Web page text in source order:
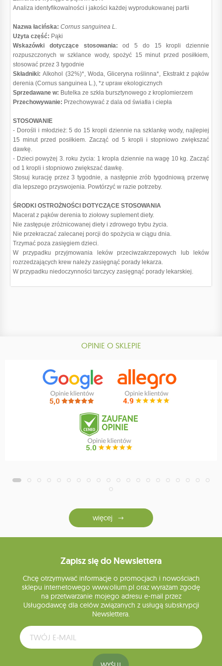
Analiza identyfikowalności i jakości każdej wyprodukowanej partii
Nazwa łacińska: Cornus sanguinea L.
Użyta część: Pąki
Wskazówki dotyczące stosowania:od 5 do 15 kropli dziennie
rozpuszczonych w szklance wody, spożyć 15 minut przed posiłkiem,
stosować przez 3 tygodnie
Składniki: Alkohol (32%)*, Woda, Gliceryna roślinna*, Ekstrakt z pąków
derenia (Cornus sanguinea L.), *z upraw ekologicznych
Sprzedawane w: Butelka ze szkła bursztynowego z kroplomierzem
Przechowywanie: Przechowywać z dala od światła i ciepła
STOSOWANIE
- Dorośli i młodzież: 5 do 15 kropli dziennie na szklankę wody, najlepiej
15 minut przed posiłkiem. Zacząć od 5 kropli i stopniowo zwiększać
dawkę.
- Dzieci powyżej 3. roku życia: 1 kropla dziennie na wagę 10 kg. Zacząć
od 1 kropli i stopniowo zwiększać dawkę.
Stosuj kurację przez 3 tygodnie, a następnie zrób tygodniową przerwę
dla lepszego przyswojenia. Powtórzyć w razie potrzeby.
ŚRODKI OSTROŻNOŚCI DOTYCZĄCE STOSOWANIA
Macerat z pąków derenia to ziołowy suplement diety.
Nie zastępuje zróżnicowanej diety i zdrowego trybu życia.
Nie przekraczać zalecanej porcji do spożycia w ciągu dnia.
Trzymać poza zasięgiem dzieci.
W przypadku przyjmowania leków przeciwzakrzepowych lub leków
rozrzedzających krew należy zasięgnąć porady lekarza.
W przypadku niedoczynności tarczycy zasięgnąć porady lekarskiej.
OPINIE O SKLEPIE
więcej
Zapisz się do Newslettera
Chcę otrzymywać informacje o promocjach i nowościach
sklepu internetowego www.olium.pl oraz wyrażam zgodę
na przetwarzanie mojego adresu e-mail przez
Usługodawcę dla celów związanych z usługą subskrypcji
Newslettera.